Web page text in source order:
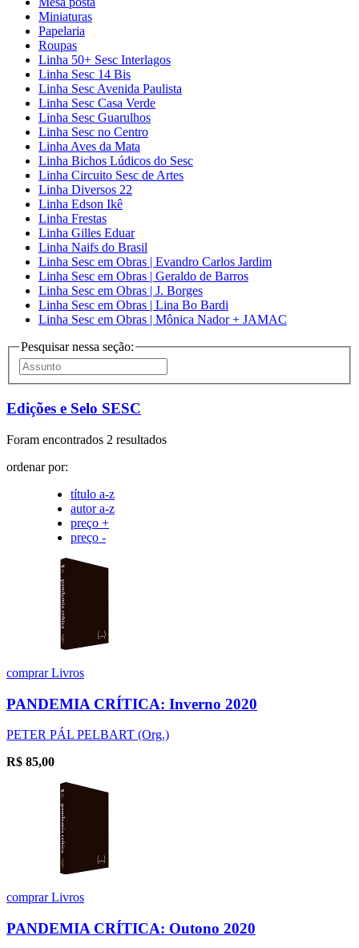
Miniaturas
Papelaria
Roupas
Linha 50+ Sesc Interlagos
Linha Sesc 14 Bis
Linha Sesc Avenida Paulista
Linha Sesc Casa Verde
Linha Sesc Guarulhos
Linha Sesc no Centro
Linha Aves da Mata
Linha Bichos Lúdicos do Sesc
Linha Circuito Sesc de Artes
Linha Diversos 22
Linha Edson Ikê
Linha Frestas
Linha Gilles Eduar
Linha Naifs do Brasil
Linha Sesc em Obras | Evandro Carlos Jardim
Linha Sesc em Obras | Geraldo de Barros
Linha Sesc em Obras | J. Borges
Linha Sesc em Obras | Lina Bo Bardi
Linha Sesc em Obras | Mônica Nador + JAMAC
Pesquisar nessa seção:
Edições e Selo SESC
Foram encontrados 2 resultados
ordenar por:
título a-z
autor a-z
preço +
preço -
comprarLivros
PANDEMIA CRÍTICA: Inverno 2020
PETER PÁL PELBART (Org.)
R$ 85,00
comprarLivros
PANDEMIA CRÍTICA: Outono 2020